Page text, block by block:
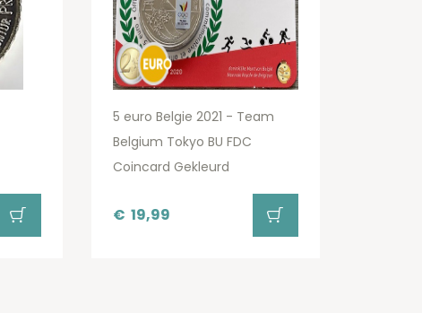
5 euro Belgie 2021 - Team
Belgium Tokyo BU FDC
Coincard Gekleurd
€ 19,99